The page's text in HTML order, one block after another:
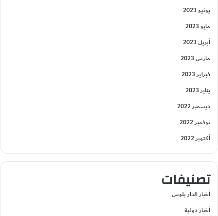
يونيو 2023
مايو 2023
أبريل 2023
مارس 2023
فبراير 2023
يناير 2023
ديسمبر 2022
نوفمبر 2022
أكتوبر 2022
تصنيفات
أخبار الدار بلوس
أخبار دولية